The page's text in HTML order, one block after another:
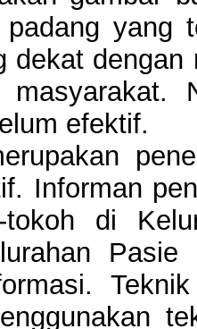
yang
dekat
masyarakat.
efektif.
Informan
tokoh di